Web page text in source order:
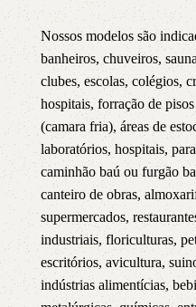
Nossos modelos são
banheiros, chuveiros,
clubes, escolas, colégios,
hospitais, forração de
(camara fria), áreas de
laboratórios, hospitais,
caminhão baú ou furgão
canteiro de obras,
supermercados,
industriais, floriculturas,
escritórios, avicultura,
indústrias alimentícias,